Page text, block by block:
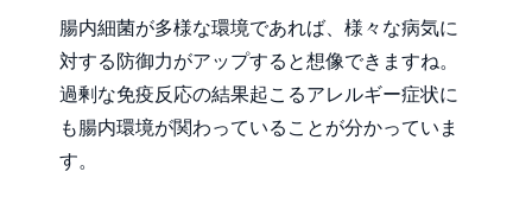
腸内細菌が多様な環境であれば、様々な病気に
対する防御力がアップすると想像できますね。
過剰な免疫反応の結果起こるアレルギー症状に
も腸内環境が関わっていることが分かっていま
す。